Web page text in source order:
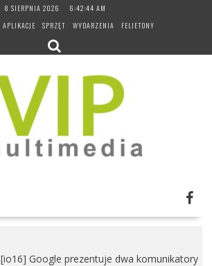
8 SIERPNIA 2026
6:42:45 AM
APLIKACJE SPRZĘT WYDARZENIA FELIETONY
[io16] Google prezentuje dwa komunikatory